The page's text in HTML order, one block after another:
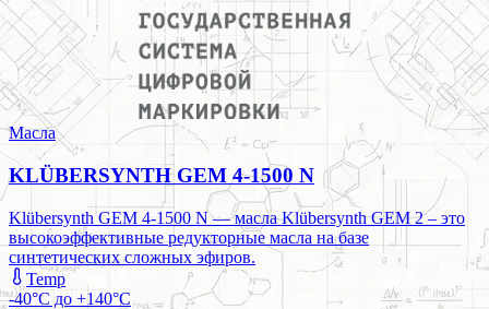
Масла
KLÜBERSYNTH GEM 4-1500 N
Klübersynth GEM 4-1500 N — масла Klübersynth GEM 2 – это
высокоэффективные редукторные масла на базе
синтетических сложных эфиров.
Temp
-40°C до +140°C